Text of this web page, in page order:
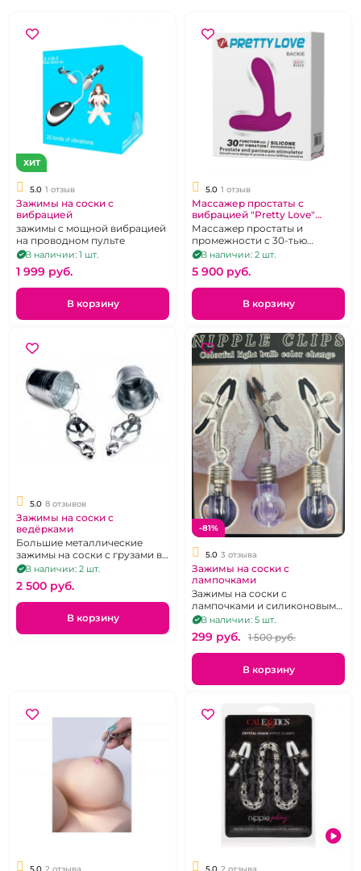
ХИТ
5.0 1 отзыв
Зажимы на соски с
вибрацией
зажимы с мощной вибрацией
на проводном пульте
В наличии: 1 шт.
1 999 pуб.
В корзину
5.0 1 отзыв
Массажер простаты с
вибрацией "Pretty Love"
Backie
Массажер простаты и
промежности с 30-тью
режимами вибрации
В наличии: 2 шт.
5 900 pуб.
В корзину
5.0 8 отзывов
Зажимы на соски с
ведёрками
Большие металлические
зажимы на соски с грузами в
виде вёдер
В наличии: 2 шт.
2 500 pуб.
В корзину
-81%
5.0 3 отзыва
Зажимы на соски с
лампочками
Зажимы на соски с
лампочками и силиконовыми
вставками. Цветные шарики
В наличии: 5 шт.
299 pуб. 1 500 pуб.
В корзину